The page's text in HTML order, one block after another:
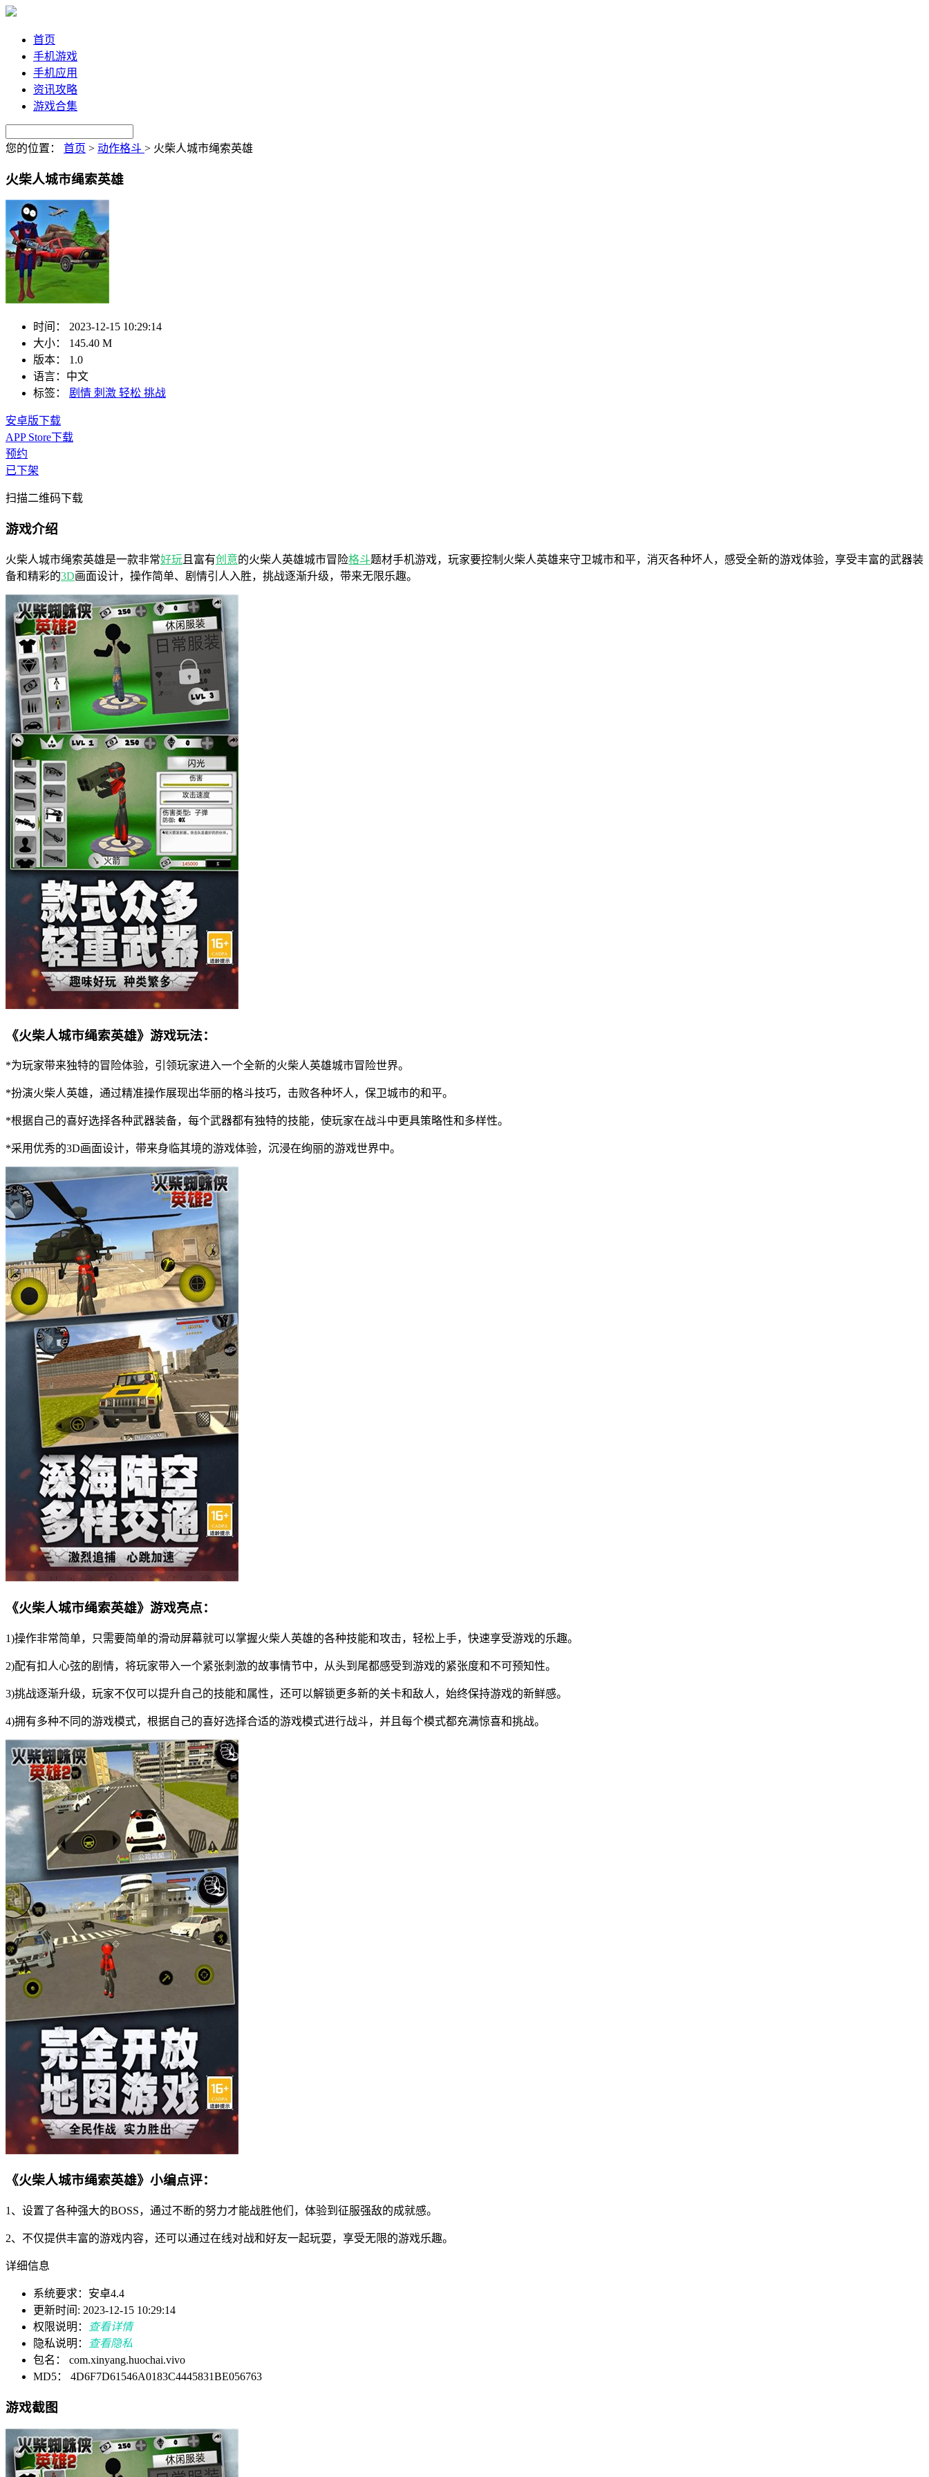
首页
手机游戏
手机应用
资讯攻略
游戏合集
您的位置： 首页 > 动作格斗 > 火柴人城市绳索英雄
火柴人城市绳索英雄
时间：
2023-12-15 10:29:14
大小：
145.40 M
版本：
1.0
语言： 中文
标签：
剧情 刺激 轻松 挑战
安卓版下载
APP Store下载
预约
已下架
扫描二维码下载
游戏介绍
火柴人城市绳索英雄是一款非常好玩 且富有创意的火柴人英雄城市冒险格斗题材手机游戏，玩家要控制火柴人英雄来守卫城市和平，消灭各种坏人，感受全新的游戏体验，享受丰富的武器装
备和精彩的3D画面设计，操作简单、剧情引人入胜，挑战逐渐升级，带来无限乐趣。
《火柴人城市绳索英雄》游戏玩法：
*为玩家带来独特的冒险体验，引领玩家进入一个全新的火柴人英雄城市冒险世界。
*扮演火柴人英雄，通过精准操作展现出华丽的格斗技巧，击败各种坏人，保卫城市的和平。
*根据自己的喜好选择各种武器装备，每个武器都有独特的技能，使玩家在战斗中更具策略性和多样性。
*采用优秀的3D画面设计，带来身临其境的游戏体验，沉浸在绚丽的游戏世界中。
《火柴人城市绳索英雄》游戏亮点：
1)操作非常简单，只需要简单的滑动屏幕就可以掌握火柴人英雄的各种技能和攻击，轻松上手，快速享受游戏的乐趣。
2)配有扣人心弦的剧情，将玩家带入一个紧张刺激的故事情节中，从头到尾都感受到游戏的紧张度和不可预知性。
3)挑战逐渐升级，玩家不仅可以提升自己的技能和属性，还可以解锁更多新的关卡和敌人，始终保持游戏的新鲜感。
4)拥有多种不同的游戏模式，根据自己的喜好选择合适的游戏模式进行战斗，并且每个模式都充满惊喜和挑战。
《火柴人城市绳索英雄》小编点评：
1、设置了各种强大的BOSS，通过不断的努力才能战胜他们，体验到征服强敌的成就感。
2、不仅提供丰富的游戏内容，还可以通过在线对战和好友一起玩耍，享受无限的游戏乐趣。
详细信息
系统要求：安卓4.4
更新时间: 2023-12-15 10:29:14
权限说明：
查看详情
隐私说明：
查看隐私
包名： com.xinyang.huochai.vivo
MD5： 4D6F7D61546A0183C4445831BE056763
游戏截图